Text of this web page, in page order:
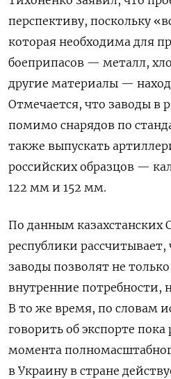
перспективу, поскольку
которая необходима для
боеприпасов — металл,
другие материалы —
Отмечается, что заводы в
помимо снарядов по
также выпускать
российских образцов —
122 мм и 152 мм.
По данным
республики
заводы позволят не
внутренние потребности,
В то же время, по словам
говорить об экспорте пока
момента
в Украину в стране